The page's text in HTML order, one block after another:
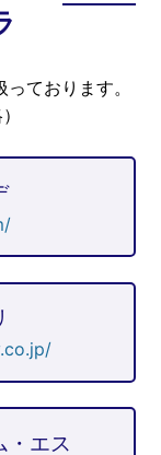
ております。
エス